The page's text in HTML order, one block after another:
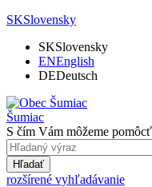
SKSlovensky
SKSlovensky
ENEnglish
DEDeutsch
Šumiac
S čím Vám môžeme
Hľadať
rozšírené vyhľadávanie